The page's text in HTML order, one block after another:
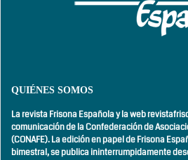
QUIÉNES SOMOS
La revista Frisona Española y la web
comunicación de la Confederación de
(CONAFE). La edición en papel de Frisona
bimestral,se publica ininterrumpidamente